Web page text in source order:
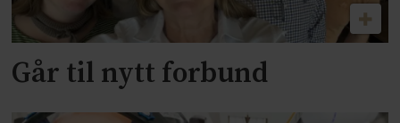
Går til nytt forbund